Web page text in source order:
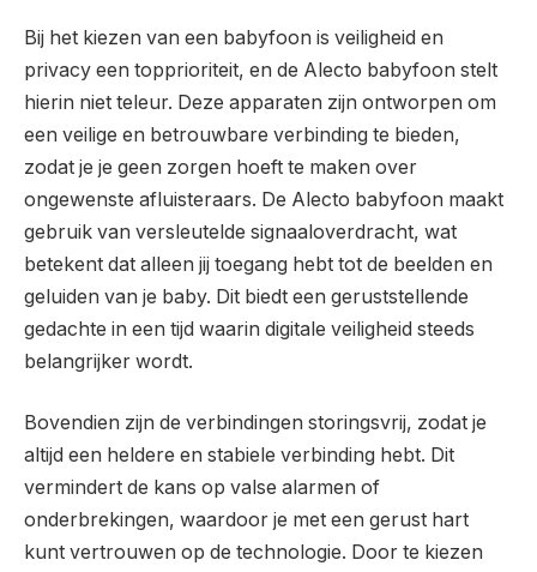
Bij het kiezen van een babyfoon is veiligheid en
privacy een topprioriteit, en de Alecto babyfoon stelt
hierin niet teleur. Deze apparaten zijn ontworpen om
een veilige en betrouwbare verbinding te bieden,
zodat je je geen zorgen hoeft te maken over
ongewenste afluisteraars. De Alecto babyfoon maakt
gebruik van versleutelde signaaloverdracht, wat
betekent dat alleen jij toegang hebt tot de beelden en
geluiden van je baby. Dit biedt een geruststellende
gedachte in een tijd waarin digitale veiligheid steeds
belangrijker wordt.
Bovendien zijn de verbindingen storingsvrij, zodat je
altijd een heldere en stabiele verbinding hebt. Dit
vermindert de kans op valse alarmen of
onderbrekingen, waardoor je met een gerust hart
kunt vertrouwen op de technologie. Door te kiezen